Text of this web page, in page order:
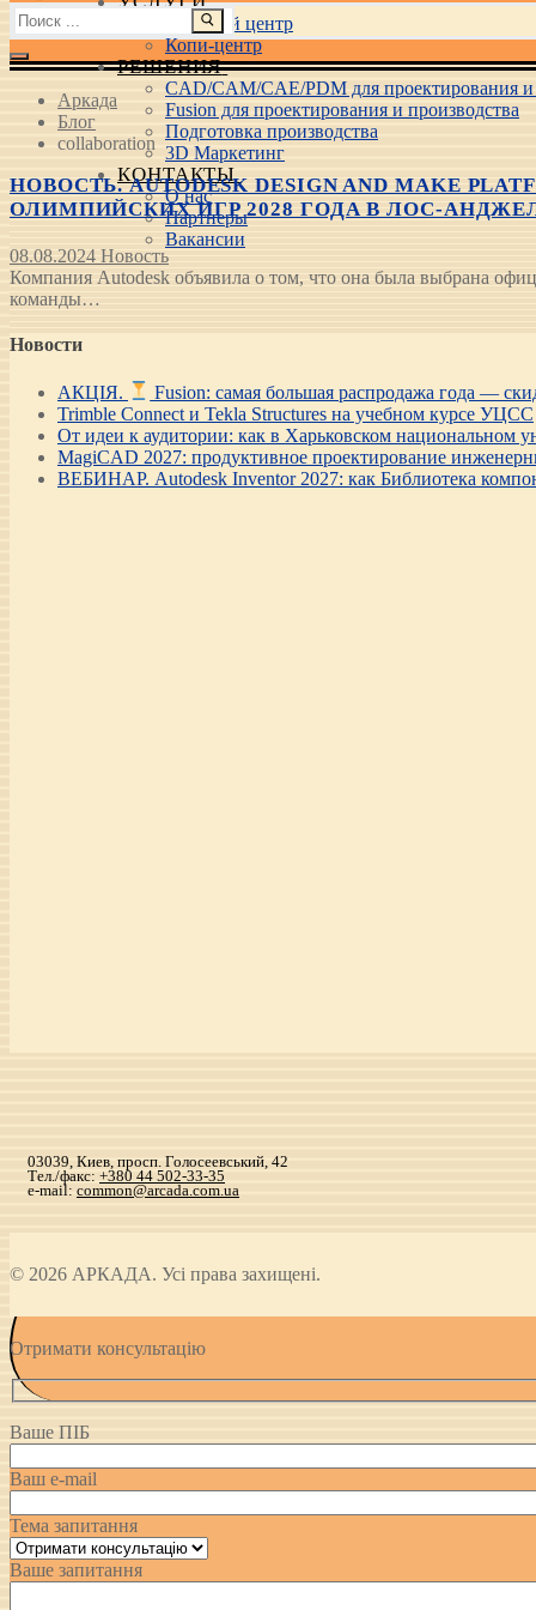
Учебный центр
Копи-центр
РЕШЕНИЯ
CAD/CAM/CAE/PDM для проектирования и
Fusion для проектирования и производства
Подготовка производства
3D Маркетинг
КОНТАКТЫ
О нас
Партнеры
Вакансии
Найти:
Аркада
Блог
collaboration
НОВОСТЬ. AUTODESK DESIGN AND MAKE
ОЛИМПИЙСКИХ ИГР 2028 ГОДА В ЛОС-
08.08.2024 Новость
Компания Autodesk объявила о том, что она была выбрана
команды…
Новости
АКЦІЯ. Fusion: самая большая распродажа года —
Trimble Connect и Tekla Structures на учебном курсе УЦСС
От идеи к аудитории: как в Харьковском национальном
MagiCAD 2027: продуктивное проектирование
ВЕБИНАР. Autodesk Inventor 2027: как Библиотека
03039, Киев, просп. Голосеевський, 42
Тел./факс: +380 44 502-33-35
e-mail: common@arcada.com.ua
© 2026 АРКАДА. Усі права захищені.
Отримати консультацію
Ваше ПІБ
Ваш e-mail
Тема запитання
Ваше запитання